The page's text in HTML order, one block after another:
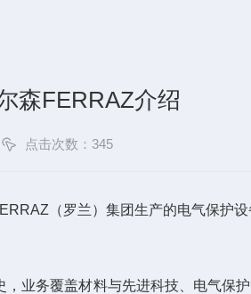
森FERRAZ介绍
点击次数：345
（罗兰）集团生产的电气保护
，业务覆盖材料与先进科技、电气保